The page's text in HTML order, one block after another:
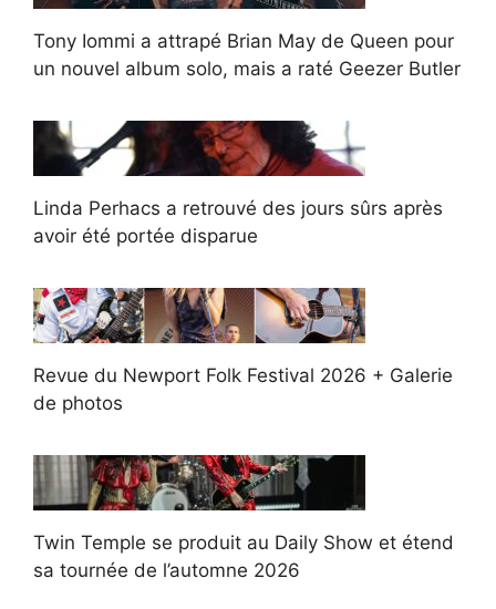
Tony Iommi a attrapé Brian May de Queen pour
un nouvel album solo, mais a raté Geezer Butler
Linda Perhacs a retrouvé des jours sûrs après
avoir été portée disparue
Revue du Newport Folk Festival 2026 + Galerie
de photos
Twin Temple se produit au Daily Show et étend
sa tournée de l’automne 2026